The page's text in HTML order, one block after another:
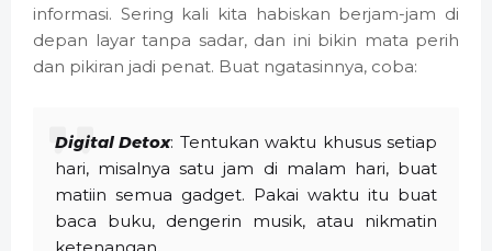
informasi. Sering kali kita habiskan berjam-jam di
depan layar tanpa sadar, dan ini bikin mata perih
dan pikiran jadi penat. Buat ngatasinnya, coba:
Digital Detox: Tentukan waktu khusus setiap
hari, misalnya satu jam di malam hari, buat
matiin semua gadget. Pakai waktu itu buat
baca buku, dengerin musik, atau nikmatin